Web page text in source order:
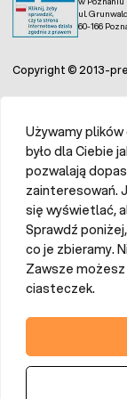
agrowłókniny
foliowych czy
dobrać
W naszym
dzięki czemu
do potrzeb.
agrowłókninę
przed mrozem.
Jak
czarną?
Chcąc
czarnej, należy
zostać
Następnie
powierzchni
być dobrze
jej wiatr ani nie
pomocą
ul.
60-166
Copyright © 2013-
Używamy
było dla Ciebie
pozwalają
zainteresowań.
się wyświetlać,
Sprawdź
co je zbieramy.
Zawsze
ciasteczek.